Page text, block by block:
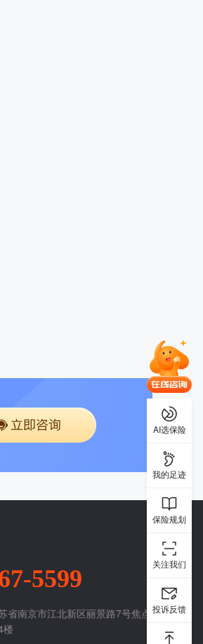
5599
省南京市江北新区丽景路7号焦点
楼
AI选保险
我的足迹
保险规划
关注我们
投诉反馈